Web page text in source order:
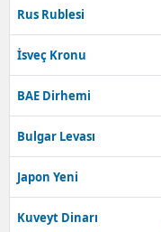
Rus Rublesi
İsveç Kronu
BAE Dirhemi
Bulgar Levası
Japon Yeni
Kuveyt Dinarı